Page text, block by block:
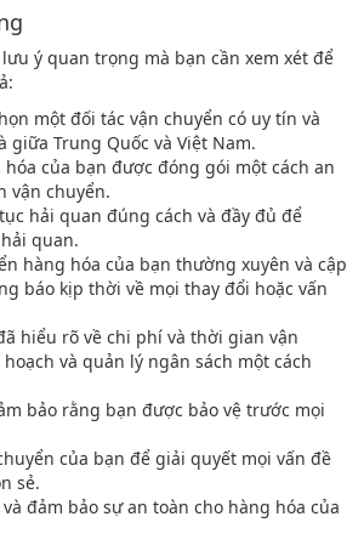
ý quan trọng mà bạn cần xem xét để
một đối tác vận chuyển có uy tín và
Trung Quốc và Việt Nam.
của bạn được đóng gói một cách an
vận chuyển.
hải quan đúng cách và đầy đủ để
quan.
hàng hóa của bạn thường xuyên và cập
báo kịp thời về mọi thay đổi hoặc vấn
hiểu rõ về chi phí và thời gian vận
và quản lý ngân sách một cách
bảo rằng bạn được bảo vệ trước mọi
của bạn để giải quyết mọi vấn đề
sẻ.
đảm bảo sự an toàn cho hàng hóa của